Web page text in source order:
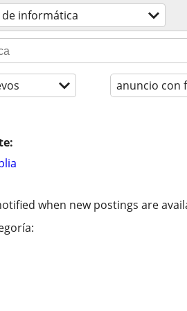
informática
anuncio con
when new postings are